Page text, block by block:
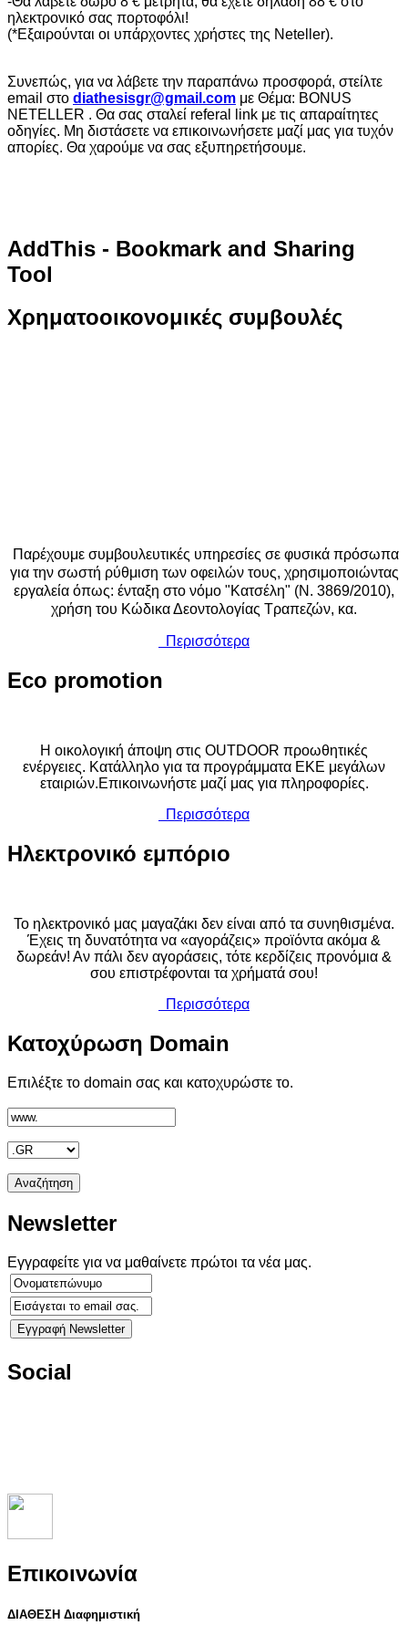
ηλεκτρονικό σας πορτοφόλι!
(*Εξαιρούνται οι υπάρχοντες χρήστες της Neteller).
Συνεπώς, για να λάβετε την παραπάνω προσφορά, στείλτε
email στο diathesisgr@gmail.com με Θέμα: BONUS
NETELLER . Θα σας σταλεί referal link με τις απαραίτητες
οδηγίες. Μη διστάσετε να επικοινωνήσετε μαζί μας για τυχόν
απορίες. Θα χαρούμε να σας εξυπηρετήσουμε.
AddThis - Bookmark and Sharing
Tool
Χρηματοοικονομικές συμβουλές
Παρέχουμε συμβουλευτικές υπηρεσίες σε φυσικά πρόσωπα
για την σωστή ρύθμιση των οφειλών τους, χρησιμοποιώντας
εργαλεία όπως: ένταξη στο νόμο "Κατσέλη" (Ν. 3869/2010),
χρήση του Κώδικα Δεοντολογίας Τραπεζών, κα.
Περισσότερα
Eco promotion
Η οικολογική άποψη στις OUTDOOR προωθητικές
ενέργειες. Κατάλληλο για τα προγράμματα ΕΚΕ μεγάλων
εταιριών.Επικοινωνήστε μαζί μας για πληροφορίες.
Περισσότερα
Ηλεκτρονικό εμπόριο
Το ηλεκτρονικό μας μαγαζάκι δεν είναι από τα συνηθισμένα.
Έχεις τη δυνατότητα να «αγοράζεις» προϊόντα ακόμα &
δωρεάν! Αν πάλι δεν αγοράσεις, τότε κερδίζεις προνόμια &
σου επιστρέφονται τα χρήματά σου!
Περισσότερα
Κατοχύρωση Domain
Επιλέξτε το domain σας και κατοχυρώστε το.
Newsletter
Εγγραφείτε για να μαθαίνετε πρώτοι τα νέα μας.
Social
Επικοινωνία
ΔΙΑΘΕΣΗ Διαφημιστική